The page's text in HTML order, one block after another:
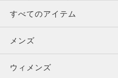
すべてのアイテム
メンズ
ウィメンズ
メンズ
トップス
ウィメンズ